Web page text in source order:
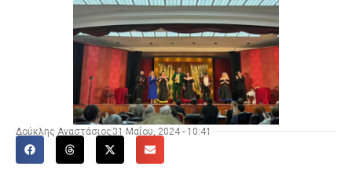
Δούκλης Αναστάσιος 31 Μαΐου, 2024 - 10:41